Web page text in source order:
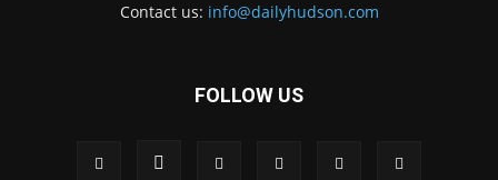
Contact us: info@dailyhudson.com
FOLLOW US